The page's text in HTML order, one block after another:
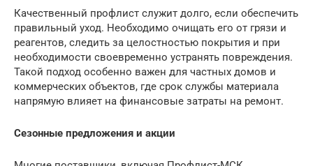
Качественный профлист служит долго, если обеспечить
правильный уход. Необходимо очищать его от грязи и
реагентов, следить за целостностью покрытия и при
необходимости своевременно устранять повреждения.
Такой подход особенно важен для частных домов и
коммерческих объектов, где срок службы материала
напрямую влияет на финансовые затраты на ремонт.
Сезонные предложения и акции